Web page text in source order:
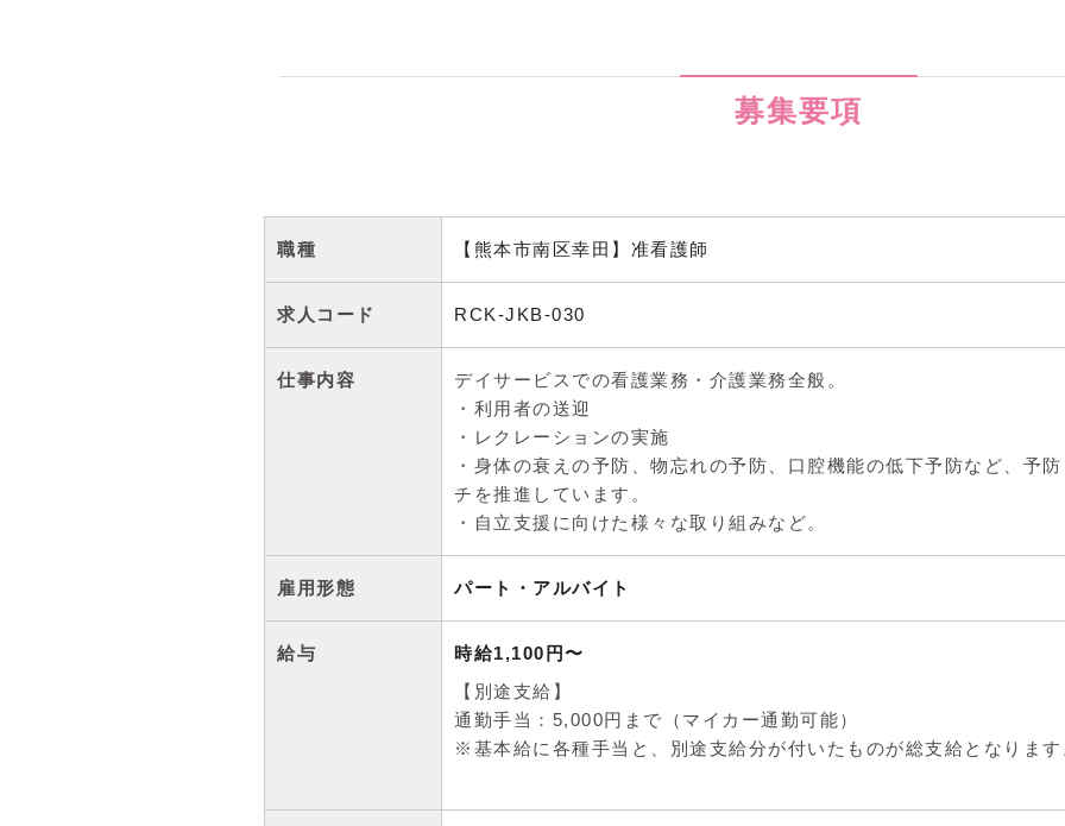
募集要項
職種 【熊本市南区幸田】准看護師
求人コード RCK-JKB-030
仕事内容
デイサービスでの看護業務・介護業務全般。
・利用者の送迎
・レクレーションの実施
・身体の衰えの予防、物忘れの予防、口腔機能の低下予防など、予
チを推進しています。
・自立支援に向けた様々な取り組みなど。
雇用形態 パート・アルバイト
給与
時給1,100円〜
【別途支給】
通勤手当：5,000円まで（マイカー通勤可能）
※基本給に各種手当と、別途支給分が付いたものが総支給となりま